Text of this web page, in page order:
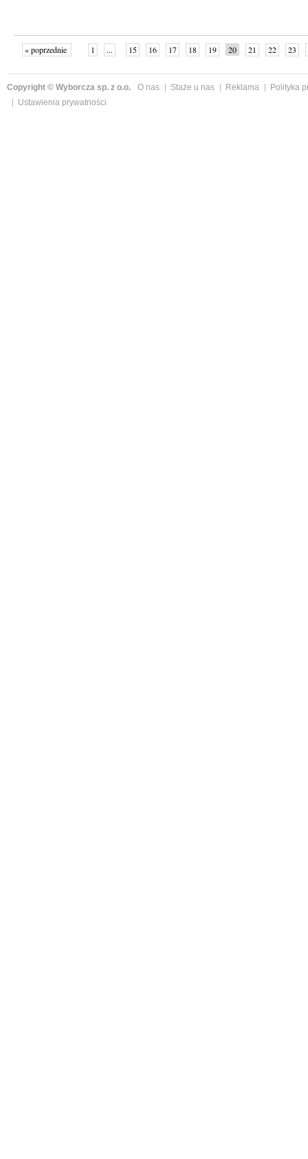
« poprzednie 1 ... 15 16 17 18 19 20 21 22 23
Copyright © Wyborcza sp. z o.o. O nas Staże u nas Reklama
Polityka
Ustawienia prywatności